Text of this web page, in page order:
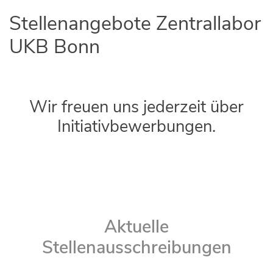
Stellenangebote Zentrallabor
UKB Bonn
Wir freuen uns jederzeit über
Initiativbewerbungen.
Aktuelle
Stellenausschreibungen